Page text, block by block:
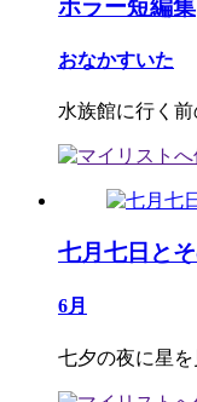
ホラー短編集
おなかすいた
水族館に行く
七月七日と
6月
七夕の夜に星